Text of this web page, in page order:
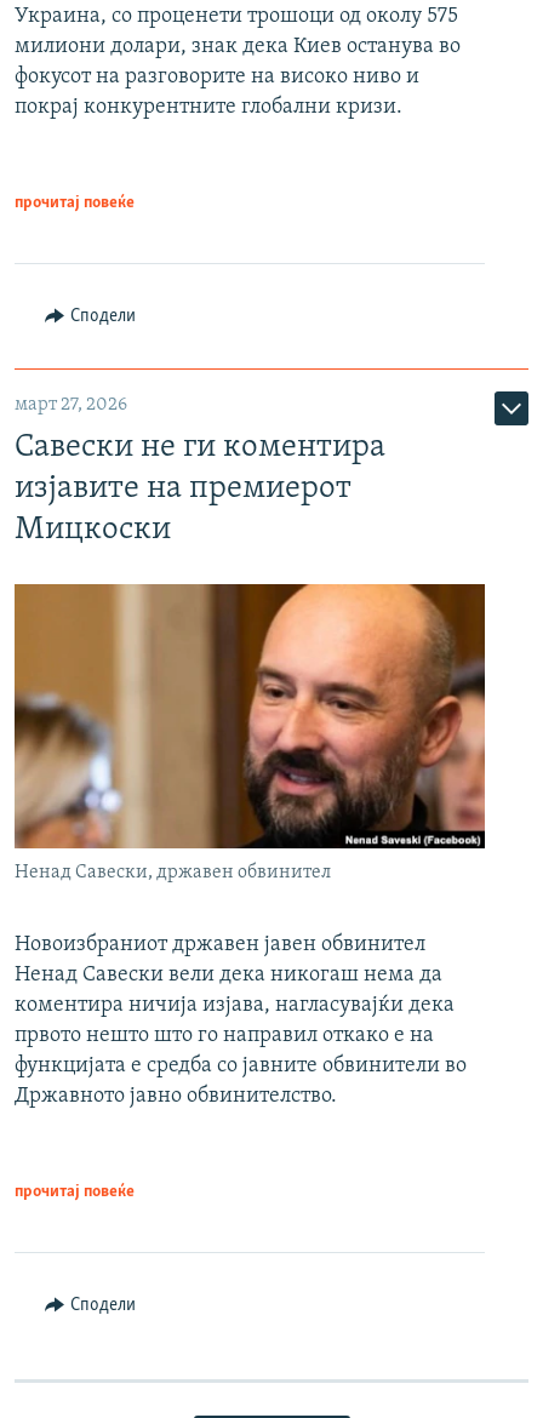
Украина, со проценети трошоци од околу 575
милиони долари, знак дека Киев останува во
фокусот на разговорите на високо ниво и
покрај конкурентните глобални кризи.
прочитај повеќе
Сподели
март 27, 2026
Савески не ги коментира
изјавите на премиерот
Мицкоски
Ненад Савески, државен обвинител
Новоизбраниот државен јавен обвинител
Ненад Савески вели дека никогаш нема да
коментира ничија изјава, нагласувајќи дека
првото нешто што го направил откако е на
функцијата е средба со јавните обвинители во
Државното јавно обвинителство.
прочитај повеќе
Сподели